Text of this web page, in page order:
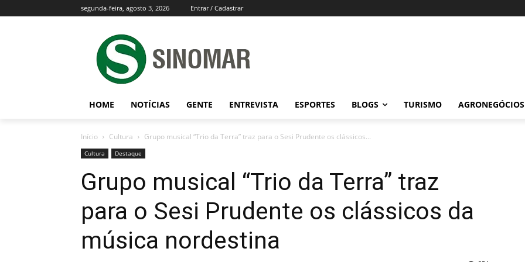
segunda-feira, agosto 3, 2026 Entrar / Cadastrar
HOME NOTÍCIAS GENTE ENTREVISTA ESPORTES BLOGS TURISMO AGRONEGÓCIOS
Início Cultura Grupo musical “Trio da Terra” traz para o Sesi Prudente os clássicos...
Cultura Destaque
Grupo musical “Trio da Terra” traz
para o Sesi Prudente os clássicos da
música nordestina